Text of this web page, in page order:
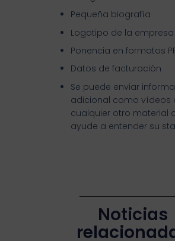
Pequeña biografía
Logotipo de la empresa
Ponencia en formatos
Datos de facturación
Se puede enviar
adicional como vídeos
cualquier otro material
ayude a entender su
Noticias